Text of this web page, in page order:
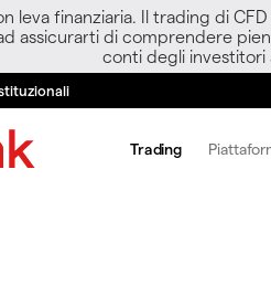
leva finanziaria. Il trading di
assicurarti di comprendere
conti degli investitori
Trading